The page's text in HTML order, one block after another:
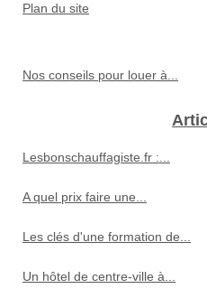
Plan du site
Nos conseils pour louer à...
Lesbonschauffagiste.fr :...
A quel prix faire une...
Les clés d'une formation de...
Un hôtel de centre-ville à...